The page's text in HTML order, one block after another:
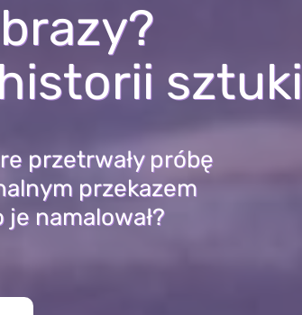
sztuki
przetrwały próbę
przekazem
namalował?